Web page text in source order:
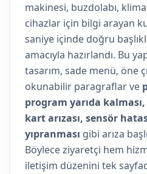
makinesi, buzdolabı,
cihazlar için bilgi arayan
saniye içinde doğru
amacıyla hazırlandı. Bu
tasarım, sade menü, öne
okunabilir paragraflar ve
program yarıda
kart arızası, sensör
yıpranması gibi arıza
Böylece ziyaretçi hem
iletişim düzenini tek